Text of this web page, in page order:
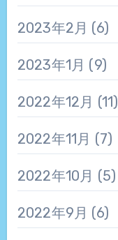
2023年2月 (6)
2023年1月 (9)
2022年12月 (11)
2022年11月 (7)
2022年10月 (5)
2022年9月 (6)